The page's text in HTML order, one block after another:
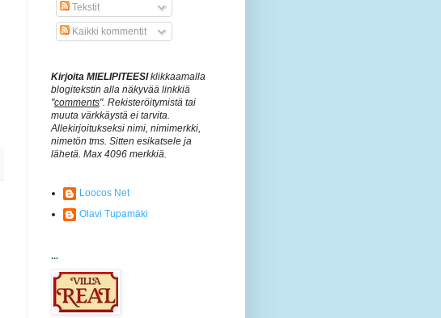
Tekstit
Kaikki kommentit
Kirjoita MIELIPITEESIklikkaamalla
blogitekstin alla näkyvää linkkiä
"comments". Rekisteröitymistä tai
muuta värkkäystä ei tarvita.
Allekirjoitukseksi nimi, nimimerkki,
nimetön tms. Sitten esikatsele ja
lähetä. Max 4096 merkkiä.
Loocos Net
Olavi Tupamäki
...